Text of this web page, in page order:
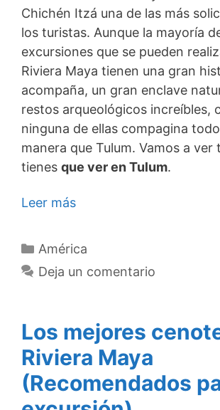
Chichén Itzá una de las más
los turistas. Aunque la mayoría
excursiones que se pueden
Riviera Maya tienen una gran
acompaña, un gran enclave
restos arqueológicos increíbles,
ninguna de ellas compagina
manera que Tulum. Vamos a ver
tienes que ver en Tulum.
Leer más
Categorías
América
Deja un comentario
Los mejores
Riviera Maya
(Recomendados